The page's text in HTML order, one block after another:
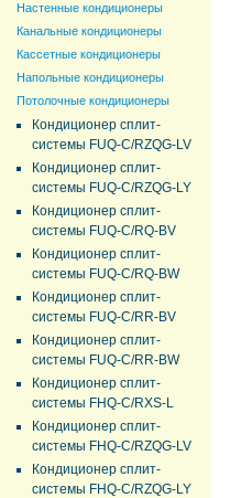
Настенные кондиционеры
Канальные кондиционеры
Кассетные кондиционеры
Напольные кондиционеры
Потолочные кондиционеры
Кондиционер сплит-
системы FUQ-C/RZQG-LV
Кондиционер сплит-
системы FUQ-C/RZQG-LY
Кондиционер сплит-
системы FUQ-C/RQ-BV
Кондиционер сплит-
системы FUQ-C/RQ-BW
Кондиционер сплит-
системы FUQ-C/RR-BV
Кондиционер сплит-
системы FUQ-C/RR-BW
Кондиционер сплит-
системы FHQ-C/RXS-L
Кондиционер сплит-
системы FHQ-C/RZQG-LV
Кондиционер сплит-
системы FHQ-C/RZQG-LY